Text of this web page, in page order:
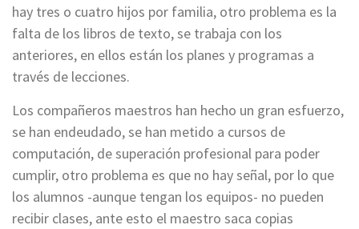
hay tres o cuatro hijos por familia, otro problema es la
falta de los libros de texto, se trabaja con los
anteriores, en ellos están los planes y programas a
través de lecciones.
Los compañeros maestros han hecho un gran esfuerzo,
se han endeudado, se han metido a cursos de
computación, de superación profesional para poder
cumplir, otro problema es que no hay señal, por lo que
los alumnos -aunque tengan los equipos- no pueden
recibir clases, ante esto el maestro saca copias